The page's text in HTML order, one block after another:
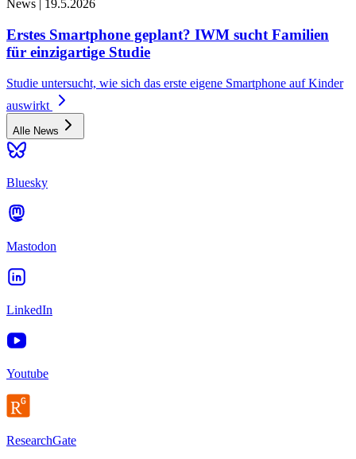
News | 19.5.2026
Erstes Smartphone geplant? IWM sucht Familien
für einzigartige Studie
Studie untersucht, wie sich das erste eigene Smartphone auf Kinder
auswirkt
Alle News
Bluesky
Mastodon
LinkedIn
Youtube
ResearchGate